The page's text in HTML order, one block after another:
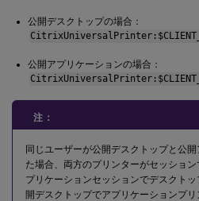
公開デスクトップの場合：
公開アプリケーションの場合：
注：
同じユーザーが公開デスクトップと公
た場合、両方のプリンターがセッショ
プリケーションセッションでデスクト
開デスクトップでアプリケーションプ